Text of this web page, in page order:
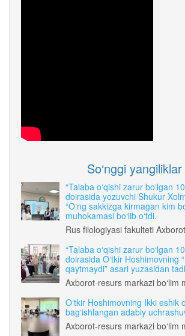
So‘nggi yangiliklar
“Talaba o‘qishi zarur bo‘lgan
doirasida yozuvchi Shukur
“O‘ng sakkizga kirmagan kim
muhokamasi bo‘lib o‘tdi.
Rus filologiyasi fakulteti
“Talaba o‘qishi zarur bo‘lgan
doirasida O‘tkir Hoshimovning
qaytmaydi” asari yuzasidan
Axborot-resurs markazi bo‘lim
O‘tkir Hoshimovning Ikki eshik
bag‘ishlangan adabiy
Axborot-resurs markazi bo‘lim